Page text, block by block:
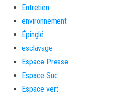
Entretien
environnement
Épinglé
esclavage
Espace Presse
Espace Sud
Espace vert